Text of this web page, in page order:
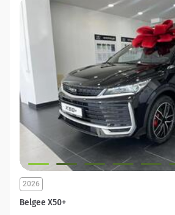
Belgee X50+
2026